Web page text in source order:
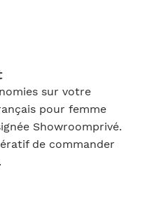
sur votre
pour femme
Showroomprivé.
de commander